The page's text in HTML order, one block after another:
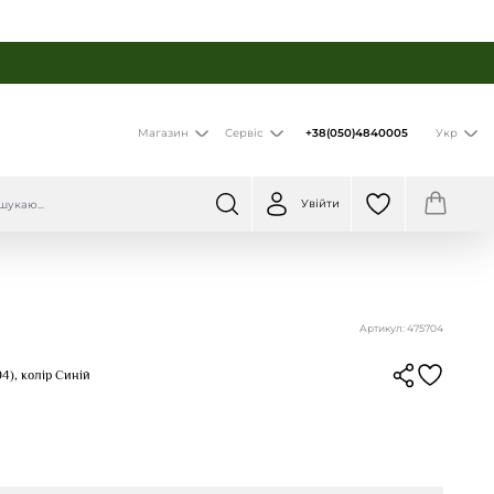
Магазин Сервіс +38(050)4840005 Укр
Увійти
Артикул: 475704
колір Синій